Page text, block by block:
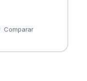
Comparar